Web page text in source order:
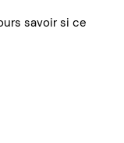
savoir si ce